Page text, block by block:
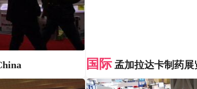
国际 孟加拉达卡制药展